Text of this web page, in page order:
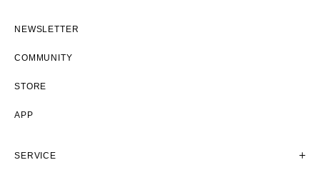
NEWSLETTER
COMMUNITY
STORE
APP
SERVICE